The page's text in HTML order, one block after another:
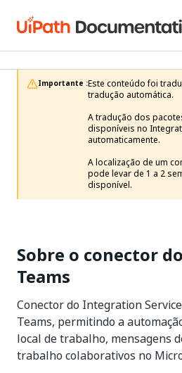
Importante :Este conteúdo foi
tradução automática.
A tradução dos
disponíveis no
automaticamente.
A localização de um
pode levar de 1 a 2
disponível.
Sobre o conector
Teams
Conector do Integration
Teams, permitindo a
local de trabalho, mensagens
trabalho colaborativos no